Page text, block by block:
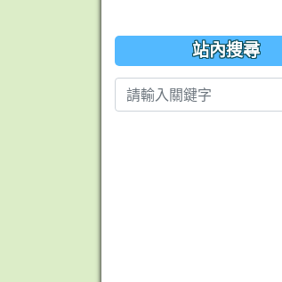
站內搜尋